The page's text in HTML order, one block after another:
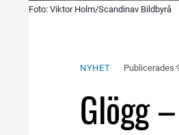
Foto: Viktor Holm/Scandinav Bildbyrå
NYHET Publicerades
Glögg